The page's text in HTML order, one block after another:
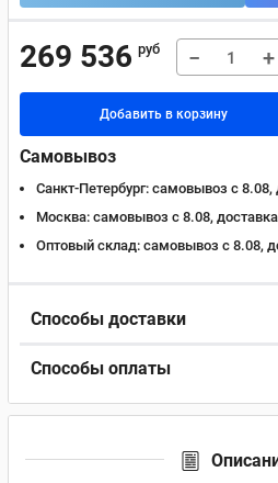
269 536 руб − +
Добавить в корзину
Самовывоз
Санкт-Петербург: самовывоз с 8.08,
Москва: самовывоз с 8.08,
Оптовый склад: самовывоз с 8.08,
Способы доставки
Способы оплаты